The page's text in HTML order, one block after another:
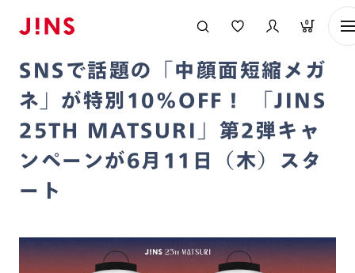
0
SNSで話題の「中顔面短縮メガネ
2026/06/11
SNSで話題の「中顔面短縮メガ
ネ」が特別10%OFF！ 「JINS
25TH MATSURI」第2弾キャ
ンペーンが6月11日（木）スタ
ート